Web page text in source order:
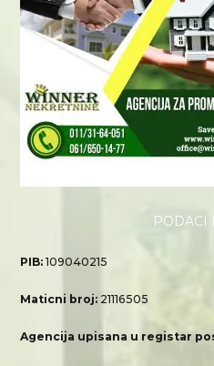
PODACI
PIB:109040215
Maticni broj: 21116505
Agencija upisana u registar